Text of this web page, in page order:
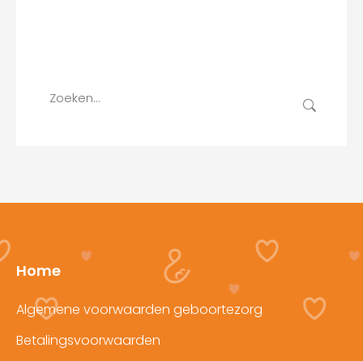
Home
Algemene voorwaarden geboortezorg
Betalingsvoorwaarden